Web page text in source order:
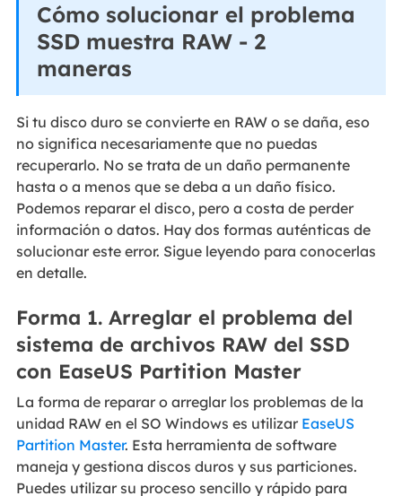
Cómo solucionar el problema
SSD muestra RAW - 2
maneras
Si tu disco duro se convierte en RAW o se daña, eso
no significa necesariamente que no puedas
recuperarlo. No se trata de un daño permanente
hasta o a menos que se deba a un daño físico.
Podemos reparar el disco, pero a costa de perder
información o datos. Hay dos formas auténticas de
solucionar este error. Sigue leyendo para conocerlas
en detalle.
Forma 1. Arreglar el problema del
sistema de archivos RAW del SSD
con EaseUS Partition Master
La forma de reparar o arreglar los problemas de la
unidad RAW en el SO Windows es utilizar EaseUS
Partition Master. Esta herramienta de software
maneja y gestiona discos duros y sus particiones.
Puedes utilizar su proceso sencillo y rápido para